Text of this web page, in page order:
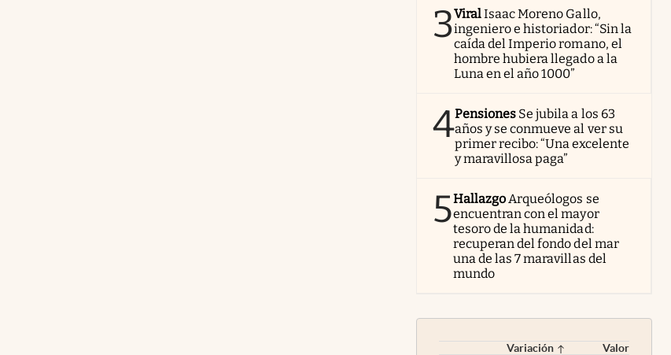
3ViralIsaac Moreno Gallo,
ingeniero e historiador: “Sin la
caída del Imperio romano, el
hombre hubiera llegado a la
Luna en el año 1000”
4Pensiones Se jubila a los 63
años y se conmueve al ver su
primer recibo: “Una excelente
y maravillosa paga”
5HallazgoArqueólogos se
encuentran con el mayor
tesoro de la humanidad:
recuperan del fondo del mar
una de las 7 maravillas del
mundo
Variación
Valor